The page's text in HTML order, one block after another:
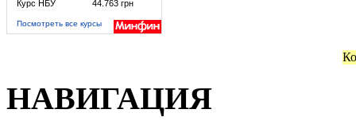
Курс НБУ
44.763 грн
Посмотреть все курсы
НАВИГАЦИЯ